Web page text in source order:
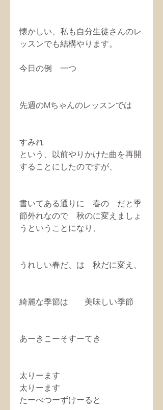
懐かしい、私も自分生徒さんのレ
ッスンでも結構やります。
今日の例　一つ
先週のMちゃんのレッスンでは
すみれ
という、以前やりかけた曲を再開
することにしたのですが、
書いてある通りに　春の　だと季
節外れなので　秋のに変えましょ
うということになり、
うれしい春だ、は　秋だに変え、
綺麗な季節は　　美味しい季節
あーきこーそすーてき
太りーます
太りーます
たーべつーずけーると